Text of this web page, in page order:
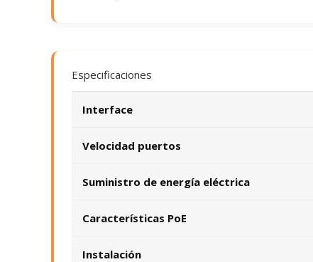
Especificaciones
Interface
Velocidad puertos
Suministro de energía eléctrica
Características PoE
Instalación